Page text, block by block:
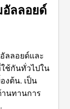
ลลอยด์
ลลอยด์และ
ช้กันทั่วไปใน
งต้น. เป็น
นทานการ